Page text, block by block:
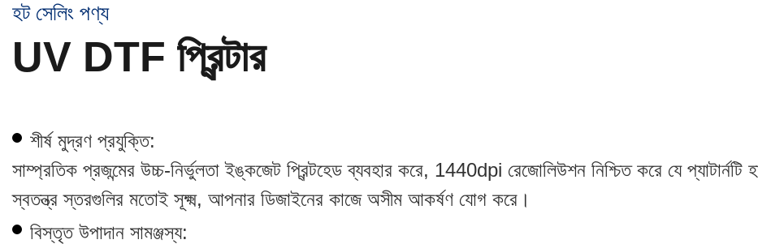
হট সেলিং পণ্য
UV DTF প্রিন্টার
শীর্ষ মুদ্রণ প্রযুক্তি:
সাম্প্রতিক প্রজন্মের উচ্চ-নির্ভুলতা ইঙ্কজেট প্রিন্টহেড ব্যবহার করে, 1440dpi রেজোলিউশন নিশ্চিত করে যে
স্বতন্ত্র স্তরগুলির মতোই সূক্ষ্ম, আপনার ডিজাইনের কাজে অসীম আকর্ষণ যোগ করে।
বিস্তৃত উপাদান সামঞ্জস্য: